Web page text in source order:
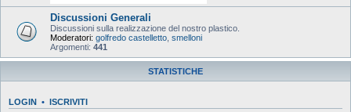
Discussioni Generali
Discussioni sulla realizzazione del nostro plastico.
Moderatori: golfredo castelletto smelloni
Argomenti: 441
STATISTICHE
LOGIN • ISCRIVITI